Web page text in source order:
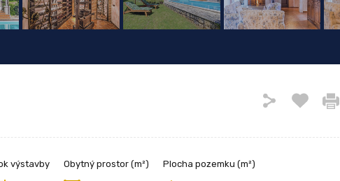
výstavby Obytný prostor (m²) Plocha pozemku (m²)